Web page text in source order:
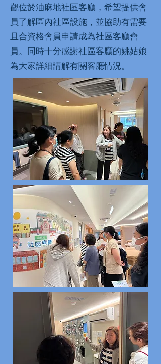
觀位於油麻地社區客廳，希望提供會
員了解區內社區設施，並協助有需要
且合資格會員申請成為社區客廳會
員。同時十分感謝社區客廳的姚姑娘
為大家詳細講解有關客廳情況。